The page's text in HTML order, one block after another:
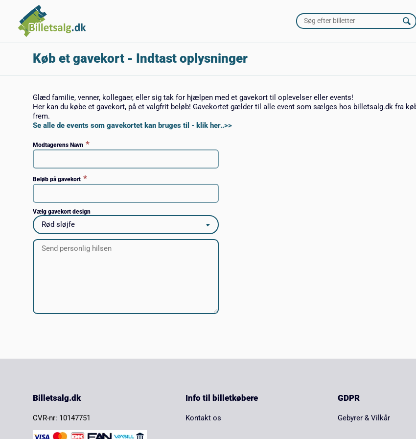
Køb et gavekort - Indtast oplysninger
Glæd familie, venner, kollegaer, eller sig tak for hjælpen med et gavekort til oplevelser eller events!
Her kan du købe et gavekort, på et valgfrit beløb! Gavekortet gælder til alle event som sælges hos billetsalg.dk fra
frem.
Se alle de events som gavekortet kan bruges til - klik her..>>
Modtagerens Navn *
Beløb på gavekort *
Vælg gavekort design
Billetsalg.dk
CVR-nr: 10147751
Info til billetkøbere
Kontakt os
GDPR
Gebyrer & Vilkår